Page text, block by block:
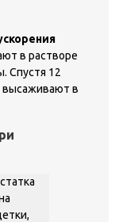
в растворе
Спустя 12
высаживают в